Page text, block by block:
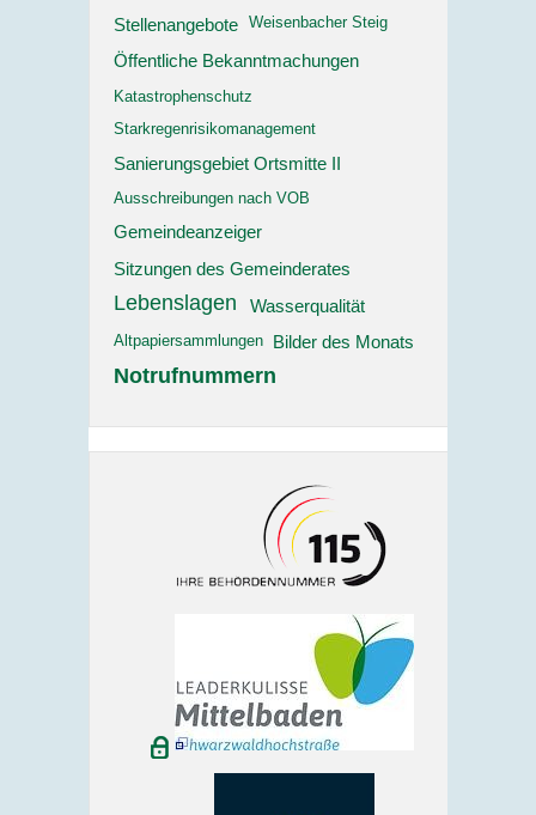
Stellenangebote
Weisenbacher Steig
Öffentliche Bekanntmachungen
Katastrophenschutz
Starkregenrisikomanagement
Sanierungsgebiet Ortsmitte II
Ausschreibungen nach VOB
Gemeindeanzeiger
Sitzungen des Gemeinderates
Lebenslagen Wasserqualität
Altpapiersammlungen Bilder des Monats
Notrufnummern